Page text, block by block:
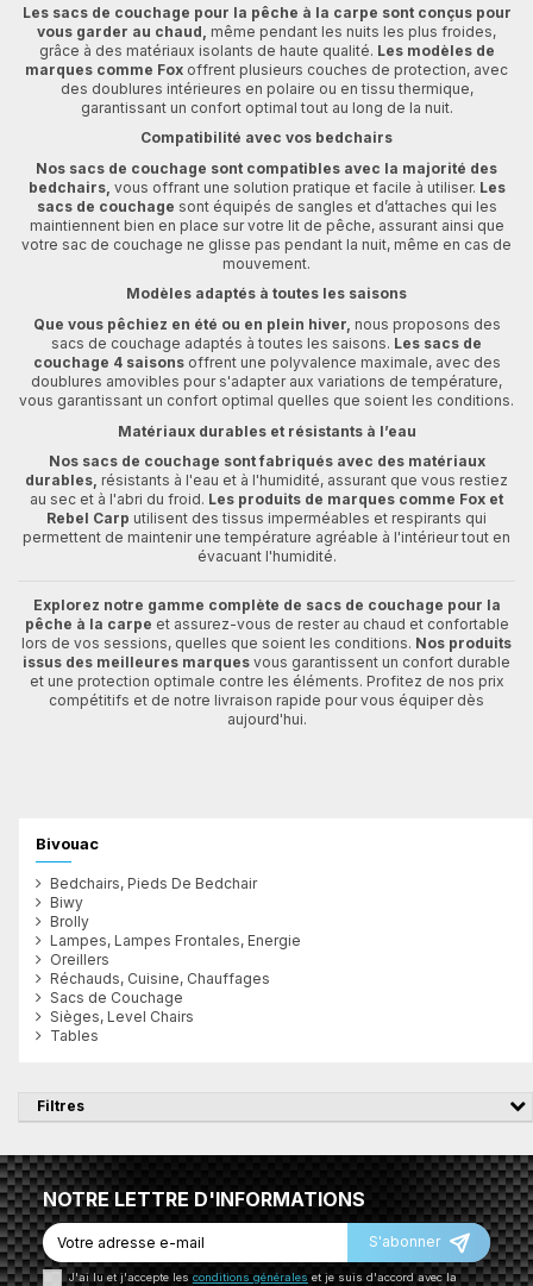
Les sacs de couchage pour la pêche à la carpe sont conçus pour
vous garder au chaud, même pendant les nuits les plus froides,
grâce à des matériaux isolants de haute qualité. Les modèles de
marques comme Fox offrent plusieurs couches de protection, avec
des doublures intérieures en polaire ou en tissu thermique,
garantissant un confort optimal tout au long de la nuit.
Compatibilité avec vos bedchairs
Nos sacs de couchage sont compatibles avec la majorité des
bedchairs, vous offrant une solution pratique et facile à utiliser. Les
sacs de couchage sont équipés de sangles et d’attaches qui les
maintiennent bien en place sur votre lit de pêche, assurant ainsi que
votre sac de couchage ne glisse pas pendant la nuit, même en cas de
mouvement.
Modèles adaptés à toutes les saisons
Que vous pêchiez en été ou en plein hiver, nous proposons des
sacs de couchage adaptés à toutes les saisons. Les sacs de
couchage 4 saisons offrent une polyvalence maximale, avec des
doublures amovibles pour s'adapter aux variations de température,
vous garantissant un confort optimal quelles que soient les conditions.
Matériaux durables et résistants à l’eau
Nos sacs de couchage sont fabriqués avec des matériaux
durables, résistants à l'eau et à l'humidité, assurant que vous restiez
au sec et à l'abri du froid. Les produits de marques comme Fox et
Rebel Carp utilisent des tissus imperméables et respirants qui
permettent de maintenir une température agréable à l'intérieur tout en
évacuant l'humidité.
Explorez notre gamme complète de sacs de couchage pour la
pêche à la carpe et assurez-vous de rester au chaud et confortable
lors de vos sessions, quelles que soient les conditions. Nos produits
issus des meilleures marques vous garantissent un confort durable
et une protection optimale contre les éléments. Profitez de nos prix
compétitifs et de notre livraison rapide pour vous équiper dès
aujourd'hui.
Bivouac
Bedchairs, Pieds De Bedchair
Biwy
Brolly
Lampes, Lampes Frontales, Energie
Oreillers
Réchauds, Cuisine, Chauffages
Sacs de Couchage
Sièges, Level Chairs
Tables
Filtres
NOTRE LETTRE D'INFORMATIONS
S'abonner
J'ai lu et j'accepte les conditions générales et je suis d'accord avec la